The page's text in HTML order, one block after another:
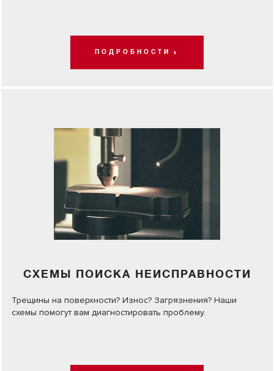
ПОДРОБНОСТИ
СХЕМЫ ПОИСКА НЕИСПРАВНОСТИ
Трещины на поверхности? Износ? Загрязнения? Наши
схемы помогут вам диагностировать проблему.